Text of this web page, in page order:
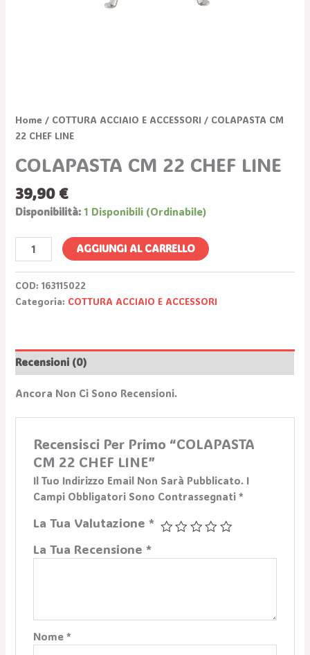
Home / COTTURA ACCIAIO E ACCESSORI / COLAPASTA CM
22 CHEF LINE
COLAPASTA CM 22 CHEF LINE
39,90 €
Disponibilità: 1 Disponibili (ordinabile)
AGGIUNGI AL CARRELLO
COD:163115022
Categoria: COTTURA ACCIAIO E ACCESSORI
Recensioni (0)
Ancora Non Ci Sono Recensioni.
Recensisci Per Primo “COLAPASTA
CM 22 CHEF LINE”
Il Tuo Indirizzo Email Non Sarà Pubblicato. I
Campi Obbligatori Sono Contrassegnati *
La Tua Valutazione *
La Tua Recensione *
Nome *